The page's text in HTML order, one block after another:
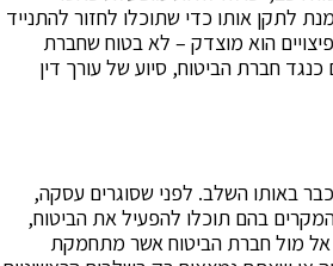
לתקן אותו כדי שתוכלו לחזור להתנייד
הוא מוצדק – לא בטוח שחברת
חברת הביטוח, סיוע של עורך דין
באותו השלב. לפני שסוגרים עסקה,
בהם תוכלו להפעיל את הביטוח,
אל מול חברת הביטוח אשר מתחמקת